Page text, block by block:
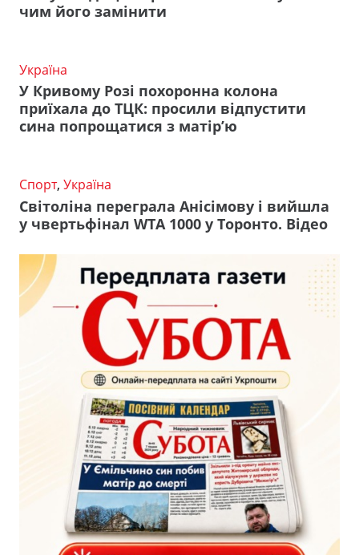
чим його замінити
Україна
У Кривому Розі похоронна колона
приїхала до ТЦК: просили відпустити
сина попрощатися з матір’ю
Спорт, Україна
Світоліна переграла Анісімову і вийшла
у чвертьфінал WTA 1000 у Торонто. Відео